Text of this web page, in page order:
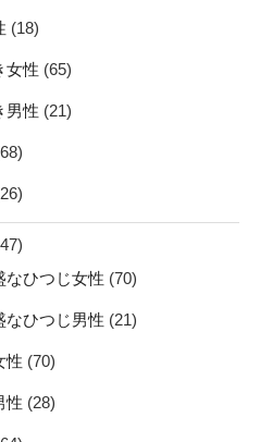
(18)
女性 (65)
男性 (21)
なひつじ女性 (70)
なひつじ男性 (21)
性 (70)
性 (28)